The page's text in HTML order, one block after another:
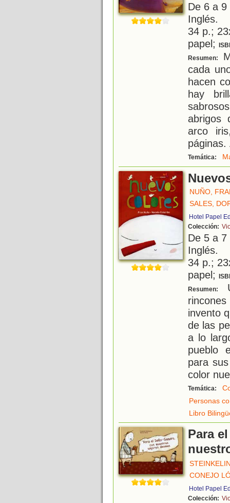
De 6 a
Inglés.
34 p.;
papel;
Resumen:
cada
hacen
hay
abrigos
arco
páginas.
Temática:
NUÑO,
SALES,
Hotel Papel
Colección:
De 5 a
Inglés.
34 p.;
papel;
Resumen:
invento
de las
a lo
pueblo
para
color
Temática:
Personas
Libro
Para
CONEJO
Hotel Papel
Colección: